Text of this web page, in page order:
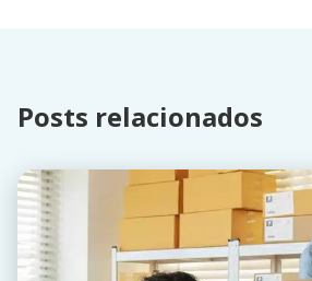
Posts relacionados